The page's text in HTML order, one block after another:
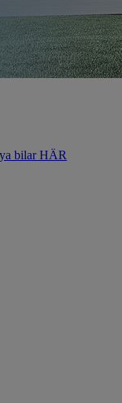
bilar HÄR